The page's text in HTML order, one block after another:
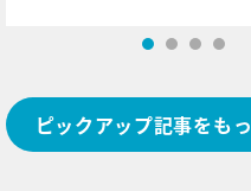
ピックアップ記事をも